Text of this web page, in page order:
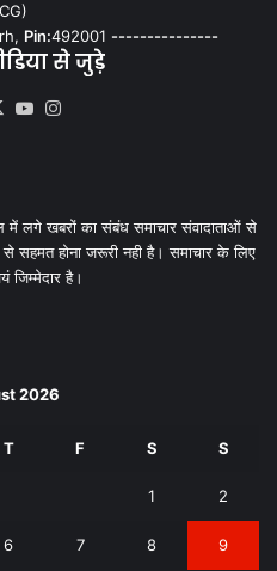
Pin:492001 ---------------
से जुड़े
X YouTube
लगे खबरों का संबंध समाचार संवादाताओं से
सहमत होना जरूरी नही है। समाचार के लिए
जिम्मेदार है।
2026
T F S S
1 2
6 7 8 9